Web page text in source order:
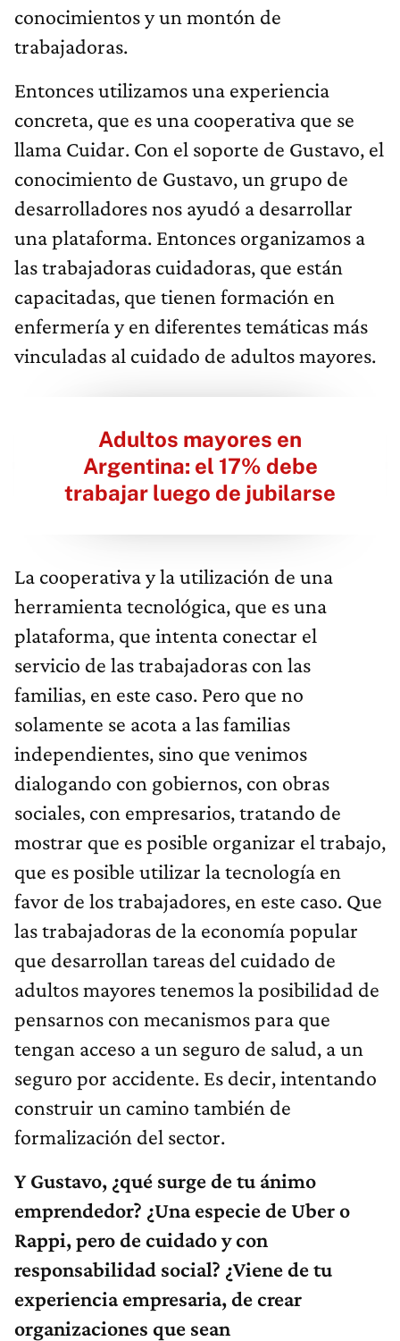
conocimientos y un montón de
trabajadoras.
Entonces utilizamos una experiencia
concreta, que es una cooperativa que se
llama Cuidar. Con el soporte de Gustavo, el
conocimiento de Gustavo, un grupo de
desarrolladores nos ayudó a desarrollar
una plataforma. Entonces organizamos a
las trabajadoras cuidadoras, que están
capacitadas, que tienen formación en
enfermería y en diferentes temáticas más
vinculadas al cuidado de adultos mayores.
Adultos mayores en
Argentina: el 17% debe
trabajar luego de jubilarse
La cooperativa y la utilización de una
herramienta tecnológica, que es una
plataforma, que intenta conectar el
servicio de las trabajadoras con las
familias, en este caso. Pero que no
solamente se acota a las familias
independientes, sino que venimos
dialogando con gobiernos, con obras
sociales, con empresarios, tratando de
mostrar que es posible organizar el trabajo,
que es posible utilizar la tecnología en
favor de los trabajadores, en este caso. Que
las trabajadoras de la economía popular
que desarrollan tareas del cuidado de
adultos mayores tenemos la posibilidad de
pensarnos con mecanismos para que
tengan acceso a un seguro de salud, a un
seguro por accidente. Es decir, intentando
construir un camino también de
formalización del sector.
Y Gustavo, ¿qué surge de tu ánimo
emprendedor? ¿Una especie de Uber o
Rappi, pero de cuidado y con
responsabilidad social? ¿Viene de tu
experiencia empresaria, de crear
organizaciones que sean